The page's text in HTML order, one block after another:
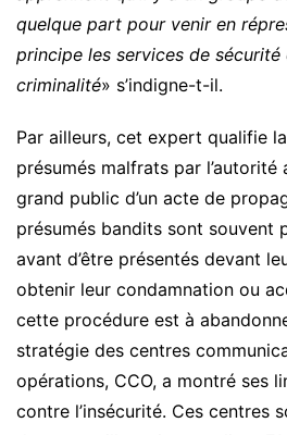
quelque part pour venir en
principe les services de
criminalité» s’indigne-t-il.
Par ailleurs, cet expert qualifie
présumés malfrats par
grand public d’un acte de
présumés bandits sont souvent
avant d’être présentés devant
obtenir leur condamnation ou
cette procédure est à
stratégie des centres
opérations, CCO, a montré ses
contre l’insécurité. Ces centres